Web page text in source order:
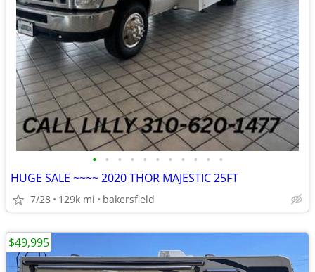
• • • • • • • • • • •
HUGE SALE ~~~~ 2020 THOR MAJESTIC 25FT
7/28 129k mi bakersfield
$49,995